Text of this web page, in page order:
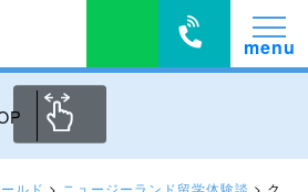
ルド > ニュージーランド留学体験談 > ク